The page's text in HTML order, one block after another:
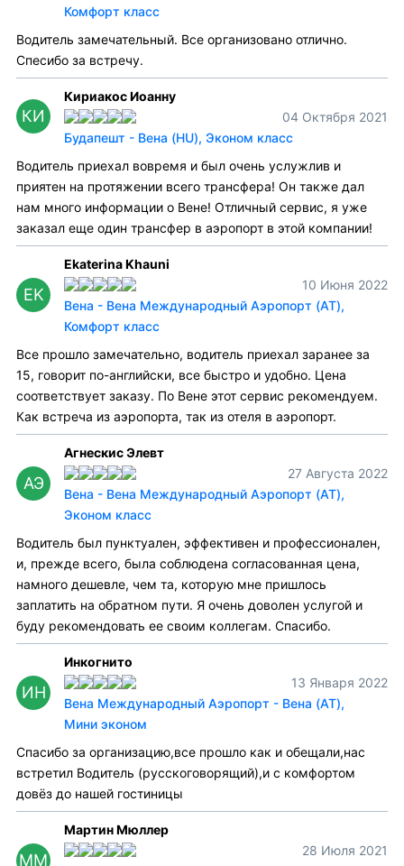
Комфорт класс
Водитель замечательный. Все организовано отлично.
Спесибо за встречу.
КИ
Кириакос Иоанну
04 Октября 2021
Будапешт - Вена (HU), Эконом класс
Водитель приехал вовремя и был очень услужлив и
приятен на протяжении всего трансфера! Он также дал
нам много информации о Вене! Отличный сервис, я уже
заказал еще один трансфер в аэропорт в этой компании!
EK
Ekaterina Khauni
10 Июня 2022
Вена - Вена Международный Аэропорт (AT),
Комфорт класс
Все прошло замечательно, водитель приехал заранее за
15, говорит по-английски, все быстро и удобно. Цена
соответствует заказу. По Вене этот сервис рекомендуем.
Как встреча из аэропорта, так из отеля в аэропорт.
АЭ
Агнескис Элевт
27 Августа 2022
Вена - Вена Международный Аэропорт (AT),
Эконом класс
Водитель был пунктуален, эффективен и профессионален,
и, прежде всего, была соблюдена согласованная цена,
намного дешевле, чем та, которую мне пришлось
заплатить на обратном пути. Я очень доволен услугой и
буду рекомендовать ее своим коллегам. Спасибо.
ИН
Инкогнито
13 Января 2022
Вена Международный Аэропорт - Вена (AT),
Мини эконом
Спасибо за организацию,все прошло как и обещали,нас
встретил Водитель (русскоговорящий),и с комфортом
довёз до нашей гостиницы
ММ
Мартин Мюллер
28 Июля 2021